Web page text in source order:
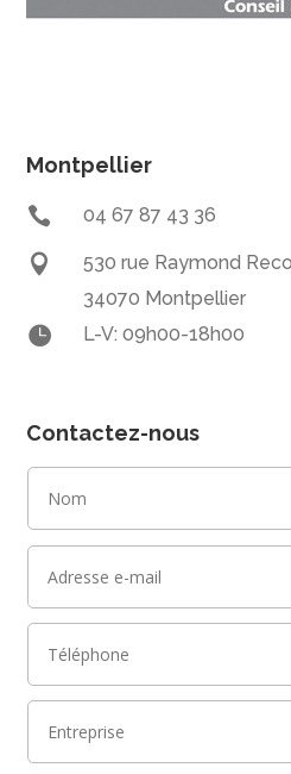
Montpellier
 04 67 87 43 36

530 rue Raymond
34070 Montpellier
 L-V: 09h00-18h00
Contactez-nous